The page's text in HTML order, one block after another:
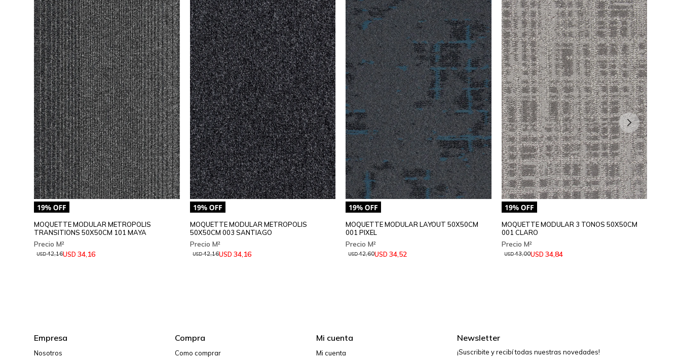
MOQUETTE MODULAR METROPOLIS
TRANSITIONS 50X50CM 101 MAYA
USD 34,16
USD42,16
MOQUETTE MODULAR METROPOLIS
50X50CM 003 SANTIAGO
USD 34,16
USD42,16
MOQUETTE MODULAR LAYOUT 50X50CM
001 PIXEL
USD 34,52
USD42,60
MOQUETTE MODULAR 3 TONOS 50X50CM
001 CLARO
USD 34,84
USD43,00
Empresa
Nosotros
Compra
Como comprar
Mi cuenta
Mi cuenta
Newsletter
¡Suscribite y recibí todas nuestras novedades!